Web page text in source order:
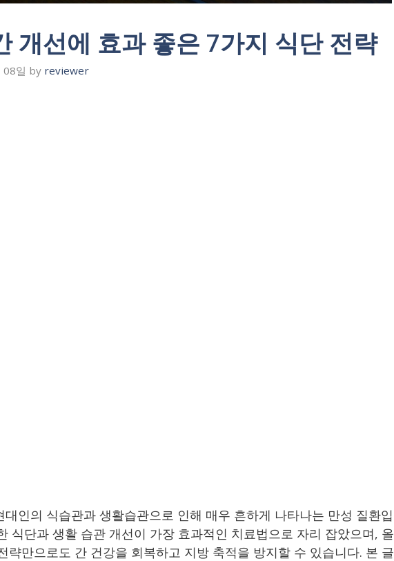
개선에 효과 좋은 7가지 식단 전략
08일 by reviewer
대인의 식습관과 생활습관으로 인해 매우 흔하게 나타나는 만성 질환입
식단과 생활 습관 개선이 가장 효과적인 치료법으로 자리 잡았으며, 올
략만으로도 간 건강을 회복하고 지방 축적을 방지할 수 있습니다. 본 글